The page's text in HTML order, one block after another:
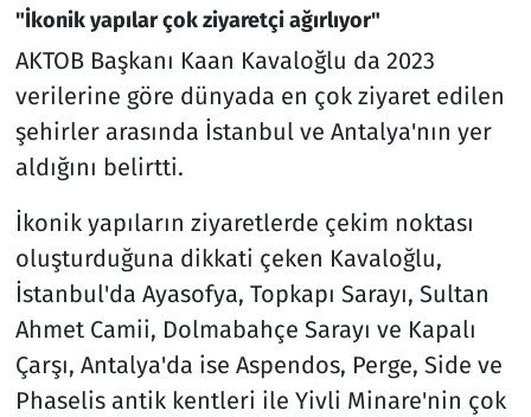
"İkonik yapılar çok ziyaretçi ağırlıyor"
AKTOB Başkanı Kaan Kavaloğlu da 2023
verilerine göre dünyada en çok ziyaret edilen
şehirler arasında İstanbul ve Antalya'nın yer
aldığını belirtti.
İkonik yapıların ziyaretlerde çekim noktası
oluşturduğuna dikkati çeken Kavaloğlu,
İstanbul'da Ayasofya, Topkapı Sarayı, Sultan
Ahmet Camii, Dolmabahçe Sarayı ve Kapalı
Çarşı, Antalya'da ise Aspendos, Perge, Side ve
Phaselis antik kentleri ile Yivli Minare'nin çok